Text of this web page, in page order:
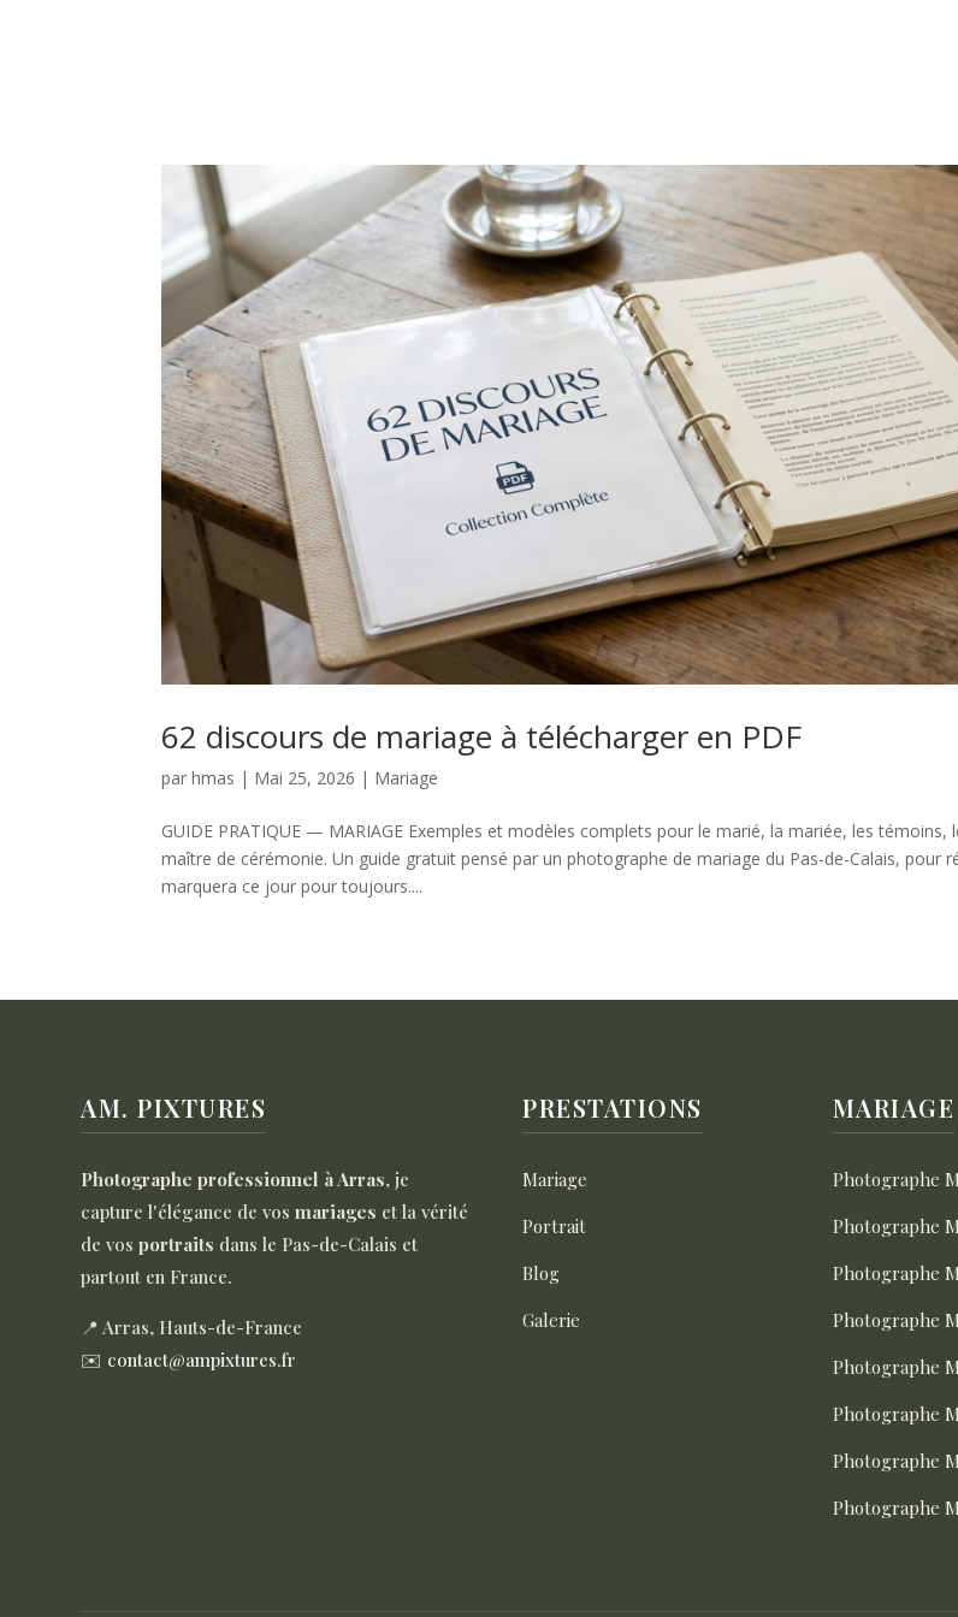
62 discours de mariage à télécharger en PDF
parhmas | Mai 25, 2026 | Mariage
GUIDE PRATIQUE — MARIAGE Exemples et modèles complets pour le marié, la mariée, les témoins,
maître de cérémonie. Un guide gratuit pensé par un photographe de mariage du Pas-de-Calais, pour
marquera ce jour pour toujours....
AM. PIXTURES
Photographe professionnel à Arras, je
capture l'élégance de vosmariages et la vérité
de vosportraits dans le Pas-de-Calais et
partout en France.
📍 Arras, Hauts-de-France
✉️ contact@ampixtures.fr
PRESTATIONS
Mariage
Portrait
Blog
Galerie
MARIAGE
Photographe
Photographe
Photographe
Photographe
Photographe
Photographe
Photographe
Photographe